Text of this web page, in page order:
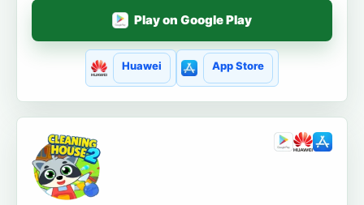
Play on Google Play
Huawei App Store